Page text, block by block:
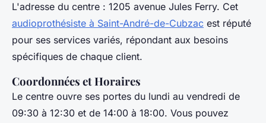
L'adresse du centre : 1205 avenue Jules Ferry. Cet
audioprothésiste à Saint-André-de-Cubzac est réputé
pour ses services variés, répondant aux besoins
spécifiques de chaque client.
Coordonnées et Horaires
Le centre ouvre ses portes du lundi au vendredi de
09:30 à 12:30 et de 14:00 à 18:00. Vous pouvez